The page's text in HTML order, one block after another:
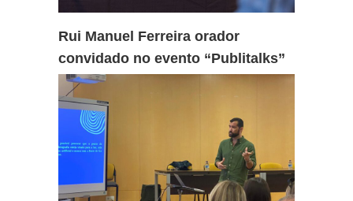
Rui Manuel Ferreira orador
convidado no evento “Publitalks”